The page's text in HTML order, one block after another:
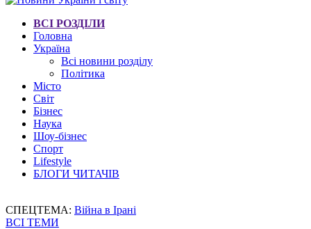
ВСІ РОЗДІЛИ
Головна
Україна
Всі новини розділу
Політика
Місто
Світ
Бізнес
Наука
Шоу-бізнес
Спорт
Lifestyle
БЛОГИ ЧИТАЧІВ
СПЕЦТЕМА: Війна в Ірані
ВСІ ТЕМИ